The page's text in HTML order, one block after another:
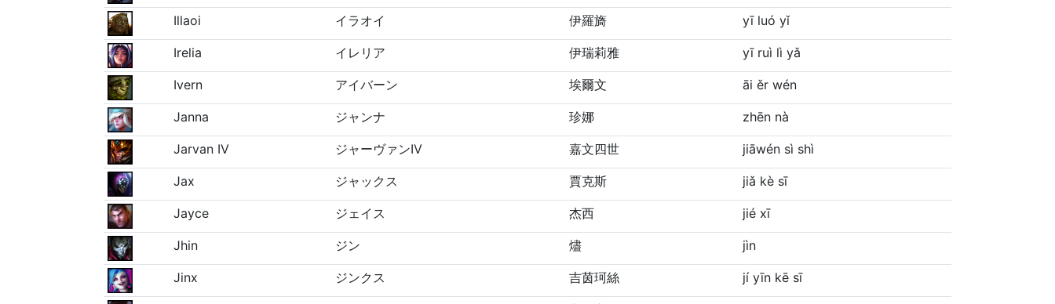
Illaoi イラオイ 伊羅旖 yī luó yǐ
Irelia イレリア 伊瑞莉雅 yī ruì lì yǎ
Ivern アイバーン 埃爾文 āi ěr wén
Janna ジャンナ 珍娜 zhēn nà
Jarvan IV ジャーヴァンIV 嘉文四世 jiāwén sì shì
Jax ジャックス 賈克斯 jiǎ kè sī
Jayce ジェイス 杰西 jié xī
Jhin ジン 燼 jìn
Jinx ジンクス 吉茵珂絲 jí yīn kē sī